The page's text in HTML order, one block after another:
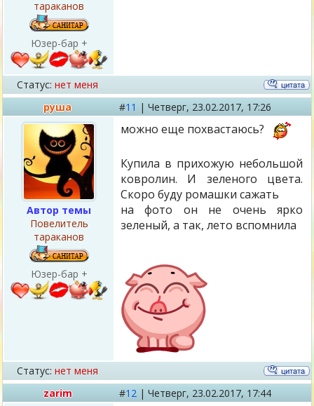
тараканов
Юзер-бар +
Статус: нет меня
руша
#11 | Четверг, 23.02.2017, 17:26
Автор темы
Повелитель
тараканов
Юзер-бар +
можно еще похвастаюсь?
Купила в прихожую небольшой
ковролин. И зеленого цвета.
Скоро буду ромашки сажать
на фото он не очень ярко
зеленый, а так, лето вспомнила
Статус: нет меня
zarim
#12 | Четверг, 23.02.2017, 17:44